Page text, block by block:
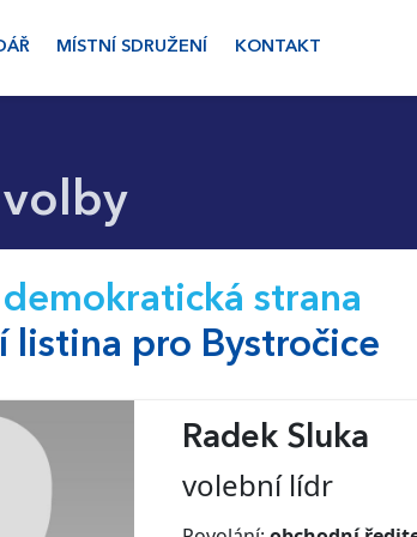
MÍSTNÍ SDRUŽENÍ KONTAKT
strana
listina pro Bystročice
Radek Sluka
volební lídr